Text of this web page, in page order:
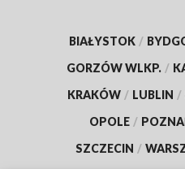
BIAŁYSTOK /
GORZÓW WLKP. /
KRAKÓW / LUBLIN /
OPOLE /
SZCZECIN /